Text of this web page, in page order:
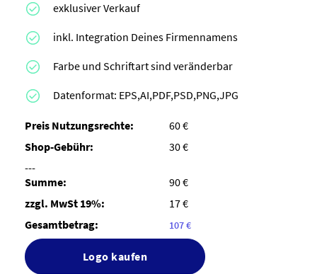
exklusiver Verkauf
inkl. Integration Deines Firmennamens
Farbe und Schriftart sind veränderbar
Datenformat: EPS,AI,PDF,PSD,PNG,JPG
Preis Nutzungsrechte:
60 €
Shop-Gebühr:
30 €
---
Summe:
90 €
zzgl. MwSt 19%:
17 €
Gesamtbetrag:
107 €
Logo kaufen